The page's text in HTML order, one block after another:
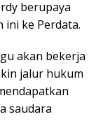
berupaya
ini ke Perdata.
akan bekerja
jalur hukum
saudara